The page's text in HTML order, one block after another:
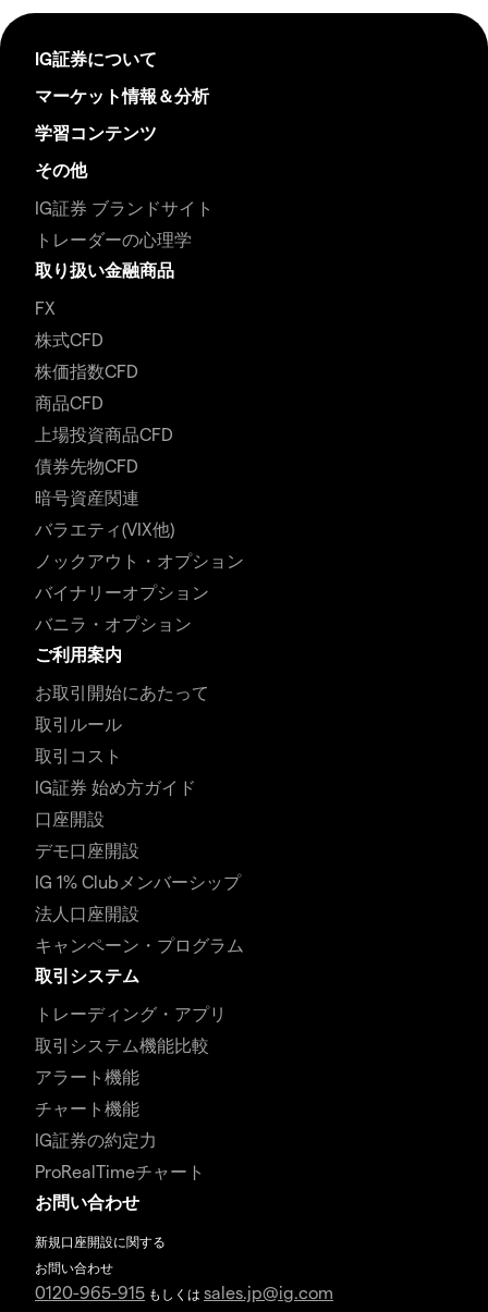
IG証券について
マーケット情報＆分析
学習コンテンツ
その他
IG証券 ブランドサイト
トレーダーの心理学
取り扱い金融商品
FX
株式CFD
株価指数CFD
商品CFD
上場投資商品CFD
債券先物CFD
暗号資産関連
バラエティ(VIX他)
ノックアウト・オプション
バイナリーオプション
バニラ・オプション
ご利用案内
お取引開始にあたって
取引ルール
取引コスト
IG証券 始め方ガイド
口座開設
デモ口座開設
IG 1% Clubメンバーシップ
法人口座開設
キャンペーン・プログラム
取引システム
トレーディング・アプリ
取引システム機能比較
アラート機能
チャート機能
IG証券の約定力
ProRealTimeチャート
お問い合わせ
新規口座開設に関する
お問い合わせ
0120-965-915 もしくは sales.jp@ig.com